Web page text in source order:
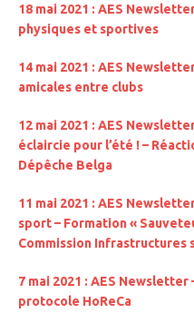
18 mai 2021 : AES
physiques et sportives
14 mai 2021 : AES
amicales entre clubs
12 mai 2021 : AES
éclaircie pour l’été ! –
Dépêche Belga
11 mai 2021 : AES
sport – Formation «
Commission Infrastructures
7 mai 2021 : AES
protocole HoReCa